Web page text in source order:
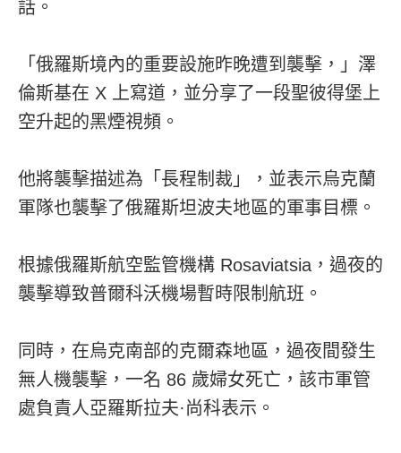
話。
「俄羅斯境內的重要設施昨晚遭到襲擊，」澤
倫斯基在 X 上寫道，並分享了一段聖彼得堡上
空升起的黑煙視頻。
他將襲擊描述為「長程制裁」，並表示烏克蘭
軍隊也襲擊了俄羅斯坦波夫地區的軍事目標。
根據俄羅斯航空監管機構 Rosaviatsia，過夜的
襲擊導致普爾科沃機場暫時限制航班。
同時，在烏克南部的克爾森地區，過夜間發生
無人機襲擊，一名 86 歲婦女死亡，該市軍管
處負責人亞羅斯拉夫·尚科表示。